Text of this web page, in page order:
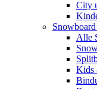
City
Alle
Kids